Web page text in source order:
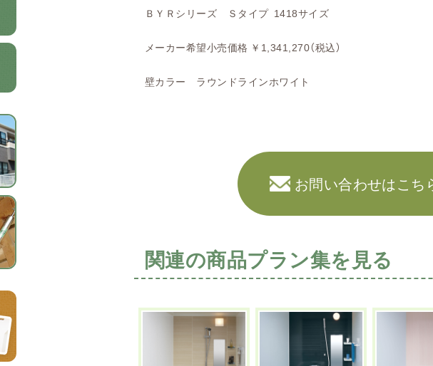
ＢＹＲシリーズ Ｓタイプ 1418サイズ
メーカー希望小売価格 ￥1,341,270（税込）
壁カラー ラウンドラインホワイト
お問い合わせはこち
関連の商品プラン集を見る